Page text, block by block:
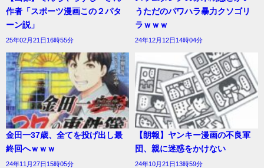
作者「スポーツ漫画この２パタ
ーン説」
25年02月21日16時55分
うただのパワハラ暴力クソゴリ
ラｗｗｗ
24年12月12日14時04分
金田一37歳、全てを投げ出し最
終回へｗｗｗ
24年11月27日15時05分
【朗報】ヤンキー漫画の不良軍
団、親に迷惑をかけない
24年10月21日13時59分